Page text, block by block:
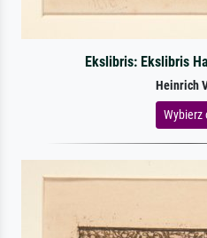
Ekslibris: Ekslibris
Heinrich
Wybierz